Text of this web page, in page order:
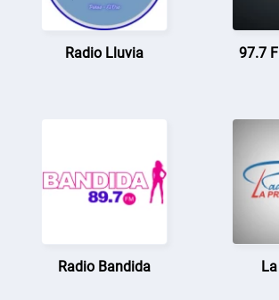
Radio Lluvia 97.7
Radio Bandida